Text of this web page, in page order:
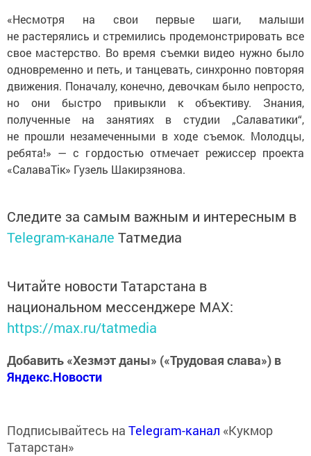
«Несмотря на свои первые шаги, малыши
не растерялись и стремились продемонстрировать все
свое мастерство. Во время съемки видео нужно было
одновременно и петь, и танцевать, синхронно повторяя
движения. Поначалу, конечно, девочкам было непросто,
но они быстро привыкли к объективу. Знания,
полученные на занятиях в студии „Салаватики“,
не прошли незамеченными в ходе съемок. Молодцы,
ребята!» — с гордостью отмечает режиссер проекта
«СалаваТік» Гузель Шакирзянова.
Следите за самым важным и интересным в
Telegram-канале Татмедиа
Читайте новости Татарстана в
национальном мессенджере MАХ:
https://max.ru/tatmedia
Добавить «Хезмэт даны» («Трудовая слава») в
Яндекс.Новости
Подписывайтесь на Telegram-канал «Кукмор
Татарстан»